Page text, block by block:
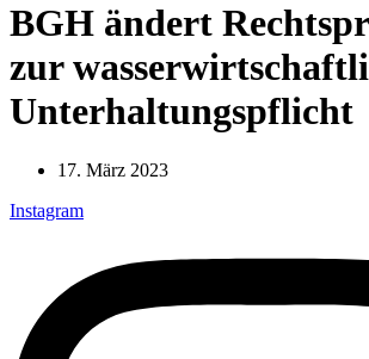
BGH ändert
zur
Unterhaltungspflicht
17. März 2023
Instagram